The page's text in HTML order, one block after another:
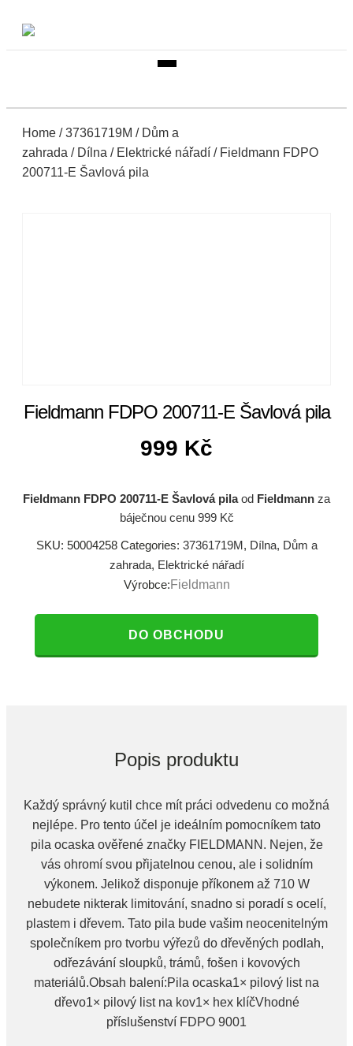
Home /37361719M / Dům a
zahrada / Dílna / Elektrické nářadí / Fieldmann FDPO
200711-E Šavlová pila
Fieldmann FDPO 200711-E Šavlová pila
999 Kč
Fieldmann FDPO 200711-E Šavlová pilaod Fieldmann za
báječnou cenu 999 Kč
SKU: 50004258 Categories: 37361719M, Dílna, Dům a
zahrada, Elektrické nářadí
Výrobce:Fieldmann
DO OBCHODU
Popis produktu
Každý správný kutil chce mít práci odvedenu co možná
nejlépe. Pro tento účel je ideálním pomocníkem tato
pila ocaska ověřené značky FIELDMANN. Nejen, že
vás ohromí svou přijatelnou cenou, ale i solidním
výkonem. Jelikož disponuje příkonem až 710 W
nebudete nikterak limitování, snadno si poradí s ocelí,
plastem i dřevem. Tato pila bude vašim neocenitelným
společníkem pro tvorbu výřezů do dřevěných podlah,
odřezávání sloupků, trámů, fošen i kovových
materiálů.Obsah balení:Pila ocaska1× pilový list na
dřevo1× pilový list na kov1× hex klíčVhodné
příslušenství FDPO 9001